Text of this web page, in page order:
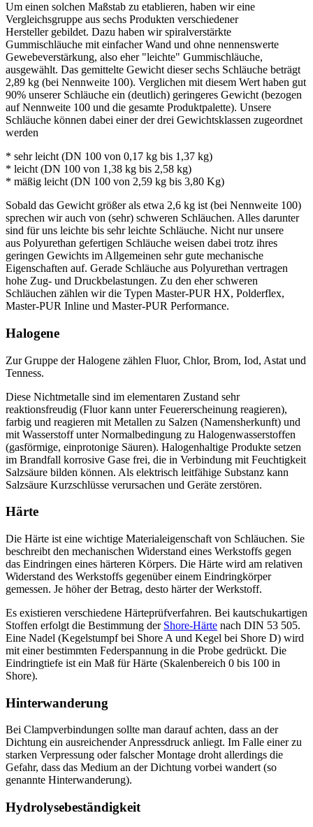
Um einen solchen Maßstab zu etablieren, haben wir eine
Vergleichsgruppe aus sechs Produkten verschiedener
Hersteller gebildet. Dazu haben wir spiralverstärkte
Gummischläuche mit einfacher Wand und ohne nennenswerte
Gewebeverstärkung, also eher "leichte" Gummischläuche,
ausgewählt. Das gemittelte Gewicht dieser sechs Schläuche beträgt
2,89 kg (bei Nennweite 100). Verglichen mit diesem Wert haben gut
90% unserer Schläuche ein (deutlich) geringeres Gewicht (bezogen
auf Nennweite 100 und die gesamte Produktpalette). Unsere
Schläuche können dabei einer der drei Gewichtsklassen zugeordnet
werden
* sehr leicht (DN 100 von 0,17 kg bis 1,37 kg)
* leicht (DN 100 von 1,38 kg bis 2,58 kg)
* mäßig leicht (DN 100 von 2,59 kg bis 3,80 Kg)
Sobald das Gewicht größer als etwa 2,6 kg ist (bei Nennweite 100)
sprechen wir auch von (sehr) schweren Schläuchen. Alles darunter
sind für uns leichte bis sehr leichte Schläuche. Nicht nur unsere
aus Polyurethan gefertigen Schläuche weisen dabei trotz ihres
geringen Gewichts im Allgemeinen sehr gute mechanische
Eigenschaften auf. Gerade Schläuche aus Polyurethan vertragen
hohe Zug- und Druckbelastungen. Zu den eher schweren
Schläuchen zählen wir die Typen Master-PUR HX, Polderflex,
Master-PUR Inline und Master-PUR Performance.
Halogene
Zur Gruppe der Halogene zählen Fluor, Chlor, Brom, Iod, Astat und
Tenness.
Diese Nichtmetalle sind im elementaren Zustand sehr
reaktionsfreudig (Fluor kann unter Feuererscheinung reagieren),
farbig und reagieren mit Metallen zu Salzen (Namensherkunft) und
mit Wasserstoff unter Normalbedingung zu Halogenwasserstoffen
(gasförmige, einprotonige Säuren). Halogenhaltige Produkte setzen
im Brandfall korrosive Gase frei, die in Verbindung mit Feuchtigkeit
Salzsäure bilden können. Als elektrisch leitfähige Substanz kann
Salzsäure Kurzschlüsse verursachen und Geräte zerstören.
Härte
Die Härte ist eine wichtige Materialeigenschaft von Schläuchen. Sie
beschreibt den mechanischen Widerstand eines Werkstoffs gegen
das Eindringen eines härteren Körpers. Die Härte wird am relativen
Widerstand des Werkstoffs gegenüber einem Eindringkörper
gemessen. Je höher der Betrag, desto härter der Werkstoff.
Es existieren verschiedene Härteprüfverfahren. Bei kautschukartigen
Stoffen erfolgt die Bestimmung der Shore-Härte nach DIN 53 505.
Eine Nadel (Kegelstumpf bei Shore A und Kegel bei Shore D) wird
mit einer bestimmten Federspannung in die Probe gedrückt. Die
Eindringtiefe ist ein Maß für Härte (Skalenbereich 0 bis 100 in
Shore).
Hinterwanderung
Bei Clampverbindungen sollte man darauf achten, dass an der
Dichtung ein ausreichender Anpressdruck anliegt. Im Falle einer zu
starken Verpressung oder falscher Montage droht allerdings die
Gefahr, dass das Medium an der Dichtung vorbei wandert (so
genannte Hinterwanderung).
Hydrolysebeständigkeit